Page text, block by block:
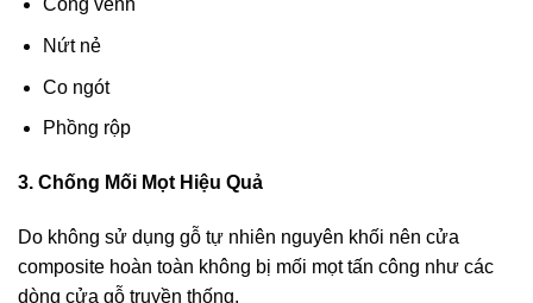
Cong vênh
Nứt nẻ
Co ngót
Phồng rộp
3. Chống Mối Mọt Hiệu Quả
Do không sử dụng gỗ tự nhiên nguyên khối nên cửa
composite hoàn toàn không bị mối mọt tấn công như các
dòng cửa gỗ truyền thống.